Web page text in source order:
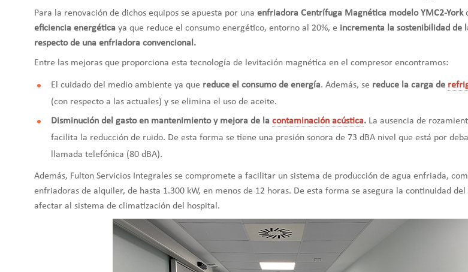
Para la renovación de dichos equipos se apuesta por una enfriadora Centrífuga Magnética modelo YMC2-York
eficiencia energética ya que reduce el consumo energético, entorno al 20%, e incrementa la sostenibilidad de
respecto de una enfriadora convencional.
Entre las mejoras que proporciona esta tecnología de levitación magnética en el compresor encontramos:
El cuidado del medio ambiente ya que reduce el consumo de energía. Además, se reduce la carga de
(con respecto a las actuales) y se elimina el uso de aceite.
Disminución del gasto en mantenimiento y mejora de la contaminación acústica. La ausencia de
facilita la reducción de ruido. De esta forma se tiene una presión sonora de 73 dBA nivel que está por
llamada telefónica (80 dBA).
Además, Fulton Servicios Integrales se compromete a facilitar un sistema de producción de agua enfriada,
enfriadoras de alquiler, de hasta 1.300 kW, en menos de 12 horas. De esta forma se asegura la continuidad
afectar al sistema de climatización del hospital.